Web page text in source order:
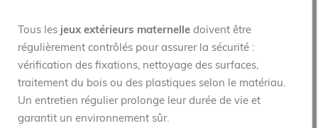
Tous les jeux extérieurs maternelle doivent être
régulièrement contrôlés pour assurer la sécurité :
vérification des fixations, nettoyage des surfaces,
traitement du bois ou des plastiques selon le matériau.
Un entretien régulier prolonge leur durée de vie et
garantit un environnement sûr.